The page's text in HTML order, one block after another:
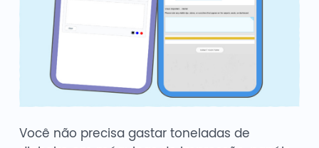
Você não precisa gastar toneladas de